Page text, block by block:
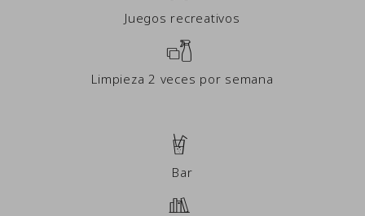
Juegos recreativos
Limpieza 2 veces por semana
Bar